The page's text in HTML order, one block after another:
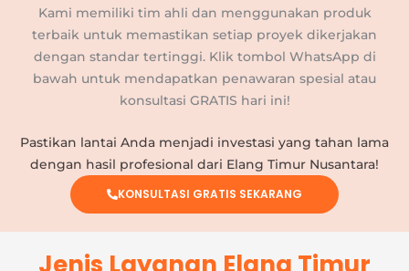
Kami memiliki tim ahli dan menggunakan produk
terbaik untuk memastikan setiap proyek dikerjakan
dengan standar tertinggi. Klik tombol WhatsApp di
bawah untuk mendapatkan penawaran spesial atau
konsultasi GRATIS hari ini!
Pastikan lantai Anda menjadi investasi yang tahan lama
dengan hasil profesional dari Elang Timur Nusantara!
KONSULTASI GRATIS SEKARANG